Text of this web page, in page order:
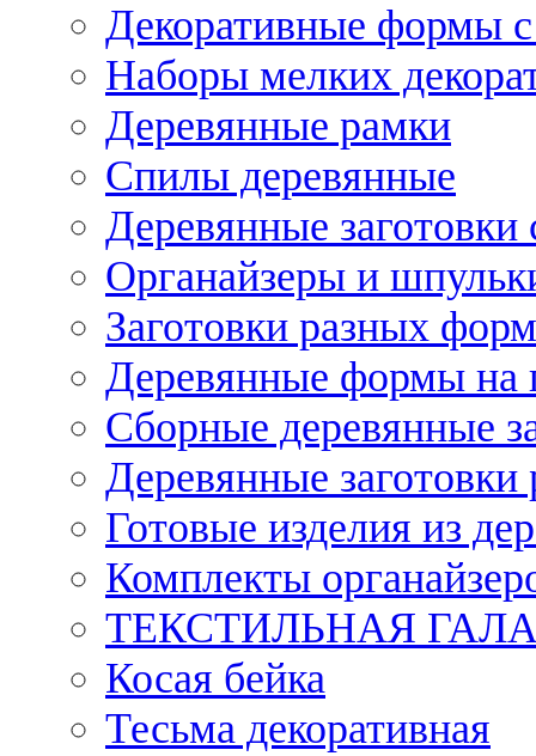
Декоративные формы с
Наборы мелких
Деревянные рамки
Спилы деревянные
Деревянные заготовки
Органайзеры и
Заготовки разных
Деревянные формы на
Сборные деревянные
Деревянные заготовки
Готовые изделия из
Комплекты
ТЕКСТИЛЬНАЯ
Косая бейка
Тесьма декоративная